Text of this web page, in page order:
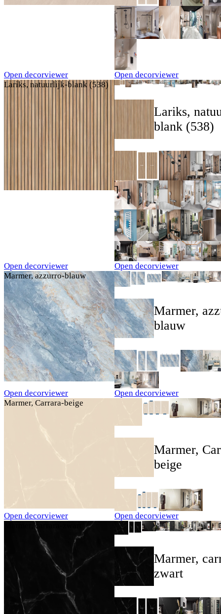
Open decorviewer
Open decorviewer
Lariks, natuurlijk-blank (538)
Open decorviewer
Lariks,
blank (538)
Open decorviewer
Marmer, azzurro-blauw
Open decorviewer
Marmer,
blauw
Open decorviewer
Marmer, Carrara-beige
Open decorviewer
Marmer,
beige
Open decorviewer
Marmer, carrara-zwart
Marmer,
zwart